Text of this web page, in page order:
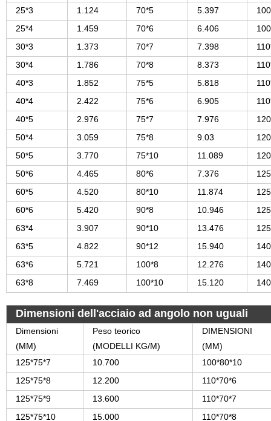
25*3 1.124 70*5 5.397
25*4
1.459 70*6 6.406
30*3
1.373 70*7 7.398
30*4
1.786 70*8 8.373
40*3
1.852 75*5 5.818
40*4
2.422 75*6 6.905
40*5
2.976 75*7 7.976
50*4
3.059 75*8 9.03
50*5
3.770 75*10 11.089
50*6
4.465 80*6 7.376
60*5
4.520 80*10 11.874
60*6
5.420 90*8 10.946
63*4
3.907 90*10 13.476
63*5
4.822 90*12 15.940
63*6
5.721 100*8 12.276
63*8
7.469 100*10 15.120
Dimensioni dell'acciaio ad angolo non uguali
Dimensioni
(MM)
Peso teorico
(MODELLI KG/M)
DIMENSIONI
(MM)
125*75*7
10.700
100*80*10
125*75*8
12.200
110*70*6
125*75*9
13.600
110*70*7
125*75*10
15.000 110*70*8